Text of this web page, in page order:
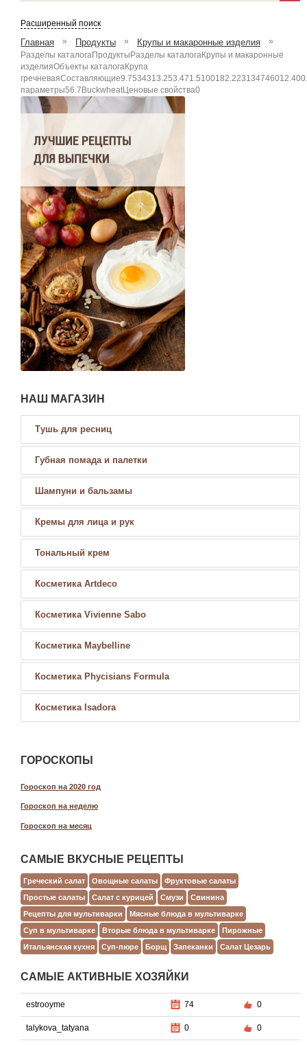
Расширенный поиск
Главная » Продукты » Крупы и макаронные изделия
»
Разделы каталогаПродуктыРазделы каталогаКрупы и макаронные
изделияОбъекты каталогаКрупа
параметры56.7BuckwheatЦеновые свойства0
НАШ МАГАЗИН
Тушь для ресниц
Губная помада и палетки
Шампуни и бальзамы
Кремы для лица и рук
Тональный крем
Косметика Artdeco
Косметика Vivienne Sabo
Косметика Maybelline
Косметика Phycisians Formula
Косметика Isadora
ГОРОСКОПЫ
Гороскоп на 2020 год
Гороскоп на неделю
Гороскоп на месяц
САМЫЕ ВКУСНЫЕ РЕЦЕПТЫ
Греческий салат Овощные салаты
Фруктовые салаты
Простые салаты
Салат с курицей Смузи
Свинина
Рецепты для мультиварки
Мясные блюда в мультиварке
Суп в мультиварке
Вторые блюда в мультиварке
Пирожные
Итальянская кухня
Суп-пюре Борщ Запеканки Салат Цезарь
САМЫЕ АКТИВНЫЕ ХОЗЯЙКИ
estrooyme 74 0
talykova_tatyana 0 0